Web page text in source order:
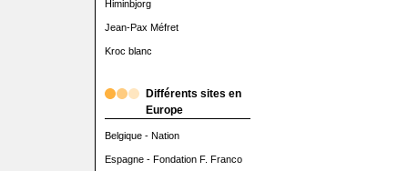
Himinbjorg
Jean-Pax Méfret
Kroc blanc
Différents sites en
Europe
Belgique - Nation
Espagne - Fondation F. Franco